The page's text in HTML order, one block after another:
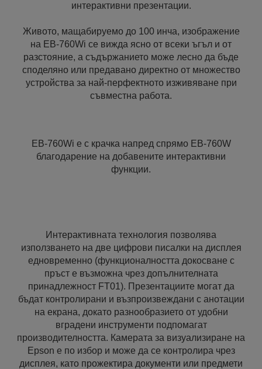
интерактивни презентации.
Живото, мащабируемо до 100 инча, изображение
на EB-760Wi се вижда ясно от всеки ъгъл и от
разстояние, а съдържанието може лесно да бъде
споделяно или предавано директно от множество
устройства за най-перфектното изживяване при
съвместна работа.
EB-760Wi е с крачка напред спрямо EB-760W
благодарение на добавените интерактивни
функции.
Интерактивната технология позволява
използването на две цифрови писалки на дисплея
едновременно (функционалността докосване с
пръст е възможна чрез допълнителната
принадлежност FT01). Презентациите могат да
бъдат контролирани и възпроизвеждани с анотации
на екрана, докато разнообразието от удобни
вградени инструменти подпомагат
производителността. Камерата за визуализиране на
Epson е по избор и може да се контролира чрез
дисплея, като прожектира документи или предмети